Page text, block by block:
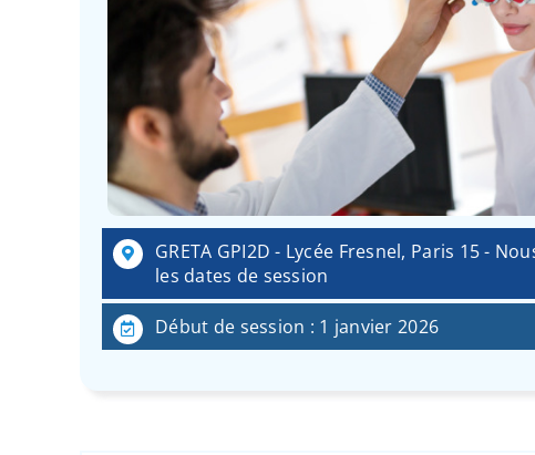
GRETA GPI2D - Lycée Fresnel, Paris 15 -
les dates de session
Début de session : 1 janvier 2026